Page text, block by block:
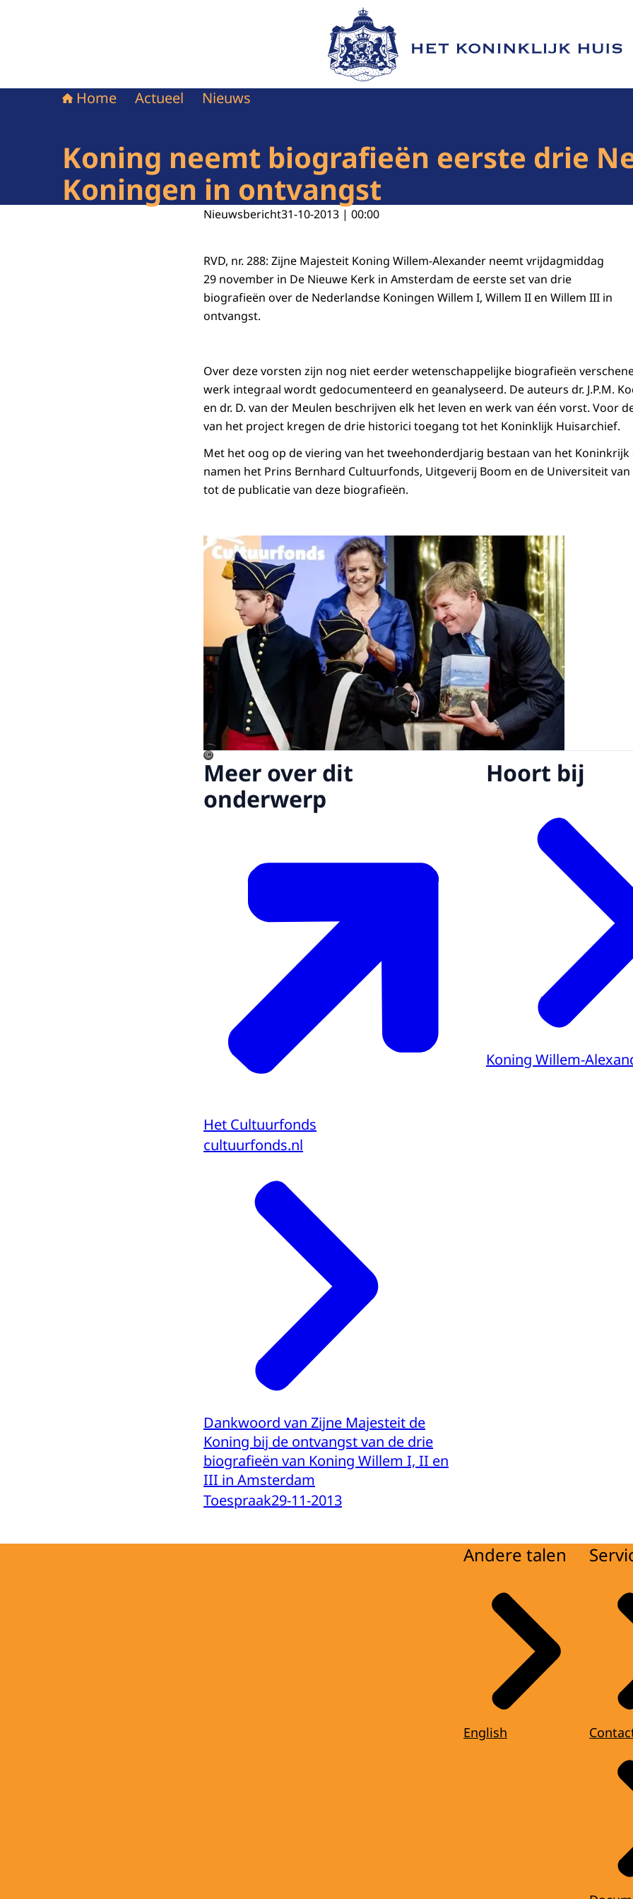
Naar de homepage van Het Koninklijk Huis
Home Actueel Nieuws
Koning neemt biografieën eerste drie
Koningen in ontvangst
Nieuwsbericht31-10-2013 | 00:00
RVD, nr. 288: Zijne Majesteit Koning Willem-Alexander neemt vrijdagmiddag
29 november in De Nieuwe Kerk in Amsterdam de eerste set van drie
biografieën over de Nederlandse Koningen Willem I, Willem II en Willem III in
ontvangst.
Over deze vorsten zijn nog niet eerder wetenschappelijke biografieën
werk integraal wordt gedocumenteerd en geanalyseerd. De auteurs dr. J.P.M.
en dr. D. van der Meulen beschrijven elk het leven en werk van één vorst. Voor
van het project kregen de drie historici toegang tot het Koninklijk Huisarchief.
Met het oog op de viering van het tweehonderdjarig bestaan van het
namen het Prins Bernhard Cultuurfonds, Uitgeverij Boom en de Universiteit
tot de publicatie van deze biografieën.
©
Meer over dit
onderwerp
Het Cultuurfonds
cultuurfonds.nl
Dankwoord van Zijne Majesteit de
Koning bij de ontvangst van de drie
biografieën van Koning Willem I, II en
III in Amsterdam
Toespraak29-11-2013
Hoort bij
Koning Willem-
Andere talen
English